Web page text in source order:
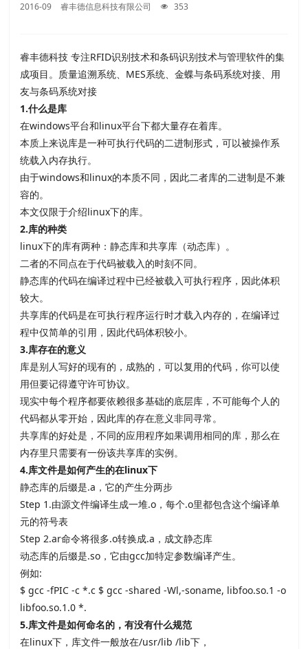
2016-09 睿丰德信息科技有限公司 353
睿丰德科技 专注RFID识别技术和条码识别技术与管理软件的集
成项目。质量追溯系统、MES系统、金蝶与条码系统对接、用
友与条码系统对接
1.什么是库
在windows平台和linux平台下都大量存在着库。
本质上来说库是一种可执行代码的二进制形式，可以被操作系
统载入内存执行。
由于windows和linux的本质不同，因此二者库的二进制是不兼
容的。
本文仅限于介绍linux下的库。
2.库的种类
linux下的库有两种：静态库和共享库（动态库）。
二者的不同点在于代码被载入的时刻不同。
静态库的代码在编译过程中已经被载入可执行程序，因此体积
较大。
共享库的代码是在可执行程序运行时才载入内存的，在编译过
程中仅简单的引用，因此代码体积较小。
3.库存在的意义
库是别人写好的现有的，成熟的，可以复用的代码，你可以使
用但要记得遵守许可协议。
现实中每个程序都要依赖很多基础的底层库，不可能每个人的
代码都从零开始，因此库的存在意义非同寻常。
共享库的好处是，不同的应用程序如果调用相同的库，那么在
内存里只需要有一份该共享库的实例。
4.库文件是如何产生的在linux下
静态库的后缀是.a，它的产生分两步
Step 1.由源文件编译生成一堆.o，每个.o里都包含这个编译单
元的符号表
Step 2.ar命令将很多.o转换成.a，成文静态库
动态库的后缀是.so，它由gcc加特定参数编译产生。
例如:
$ gcc -fPIC -c *.c $ gcc -shared -Wl,-soname, libfoo.so.1 -o
libfoo.so.1.0 *.
5.库文件是如何命名的，有没有什么规范
在linux下，库文件一般放在/usr/lib /lib下，